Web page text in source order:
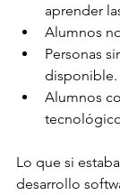
aprender
Alumnos
Personas
disponible.
Alumnos
Lo que si
desarrollo